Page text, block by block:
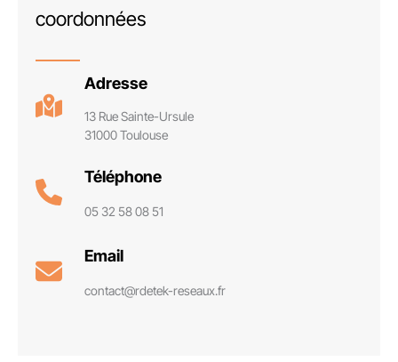
coordonnées
Adresse
13 Rue Sainte-Ursule
31000 Toulouse
Téléphone
05 32 58 08 51
Email
contact@rdetek-reseaux.fr